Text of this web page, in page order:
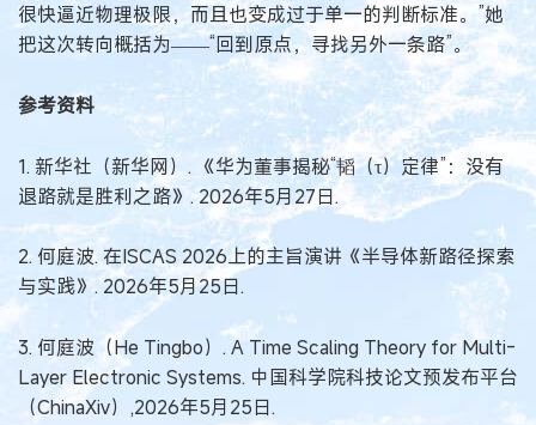
很快逼近物理极限，而且也变成过于单一的判断标准。”她
把这次转向概括为——“回到原点，寻找另外一条路”。
参考资料
1. 新华社（新华网）. 《华为董事揭秘“韬（τ）定律”：没有
退路就是胜利之路》. 2026年5月27日.
2. 何庭波. 在ISCAS 2026上的主旨演讲《半导体新路径探索
与实践》. 2026年5月25日.
3. 何庭波（He Tingbo）. A Time Scaling Theory for Multi-
Layer Electronic Systems. 中国科学院科技论文预发布平台
（ChinaXiv）,2026年5月25日.